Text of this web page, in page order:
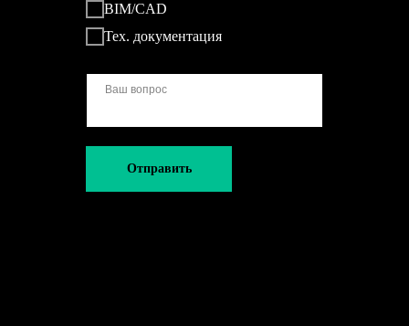
BIM/CAD
Тех. документация
Отправить